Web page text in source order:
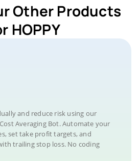
Other Products
HOPPY
and reduce risk using our
Averaging Bot. Automate your
set take profit targets, and
trailing stop loss. No coding